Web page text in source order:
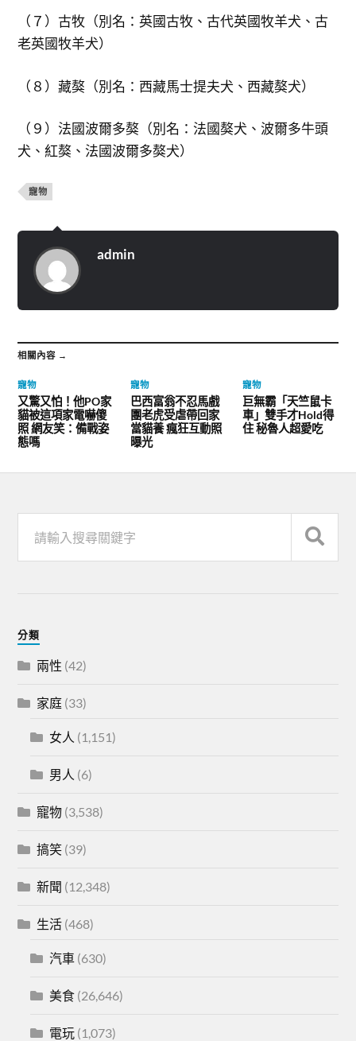
（７）古牧（別名：英國古牧、古代英國牧羊犬、古
老英國牧羊犬）
（８）藏獒（別名：西藏馬士提夫犬、西藏獒犬）
（９）法國波爾多獒（別名：法國獒犬、波爾多牛頭
犬、紅獒、法國波爾多獒犬）
寵物
admin
相關內容 →
寵物
又驚又怕！他PO家
貓被這項家電嚇傻
照 網友笑：備戰姿
態嗎
寵物
巴西富翁不忍馬戲
團老虎受虐帶回家
當貓養 瘋狂互動照
曝光
寵物
巨無霸「天竺鼠卡
車」雙手才Hold得
住 秘魯人超愛吃
分類
兩性 (42)
家庭 (33)
女人 (1,151)
男人 (6)
寵物 (3,538)
搞笑 (39)
新聞 (12,348)
生活 (468)
汽車 (630)
美食 (26,646)
電玩 (1,073)